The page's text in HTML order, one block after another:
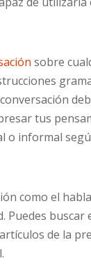
sobre
tus
o informal
como el
de la